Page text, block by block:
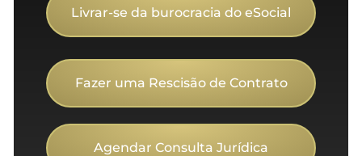
Livrar-se da burocracia do eSocial
Fazer uma Rescisão de Contrato
Agendar Consulta Jurídica